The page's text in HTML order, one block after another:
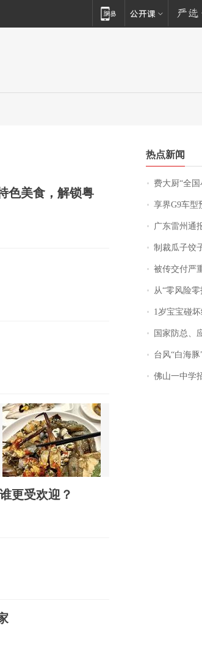
色美食，解锁粤
更受欢迎？
热点新闻
费大厨“全国小炒肉
享界G9车型
广东雷州通报“特殊教育
制裁瓜子饺
被传交付严重超期、糊弄客户，知名独角
从“零风险零投入”到负债
1岁宝宝碰坏纸巾盒，宝妈被
国家防总、应急管
台风“白海豚”体
佛山一中学招聘物理教师，